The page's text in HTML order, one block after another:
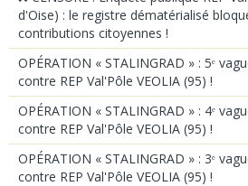
d'Oise) : le registre dématérialisé
contributions citoyennes !
OPÉRATION « STALINGRAD » : 5ᵉ
contre REP Val'Pôle VEOLIA (95) !
OPÉRATION « STALINGRAD » : 4ᵉ
contre REP Val'Pôle VEOLIA (95) !
OPÉRATION « STALINGRAD » : 3ᵉ
contre REP Val'Pôle VEOLIA (95) !